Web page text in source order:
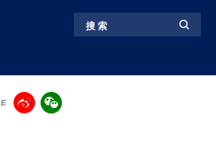
搜 索